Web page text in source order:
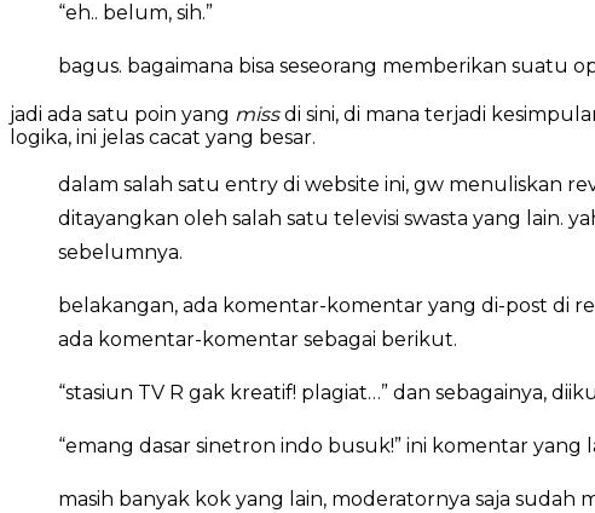
“eh.. belum, sih.”
bagus. bagaimana bisa seseorang memberikan suatu
jadi ada satu poin yang missdi sini, di mana terjadi
logika, ini jelas cacat yang besar.
dalam salah satu entry di website ini, gw menuliskan
ditayangkan oleh salah satu televisi swasta yang
sebelumnya.
belakangan, ada komentar-komentar yang di-post di
ada komentar-komentar sebagai berikut.
“stasiun TV R gak kreatif! plagiat…” dan sebagainya,
“emang dasar sinetron indo busuk!” ini komentar yang
masih banyak kok yang lain, moderatornya saja